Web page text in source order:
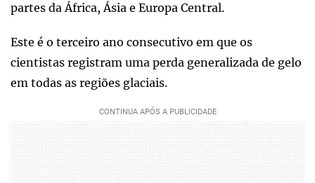
partes da África, Ásia e Europa Central.
Este é o terceiro ano consecutivo em que os
cientistas registram uma perda generalizada de gelo
em todas as regiões glaciais.